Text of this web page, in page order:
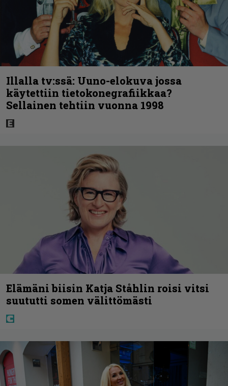
Illalla tv:ssä: Uuno-elokuva jossa
käytettiin tietokonegrafiikkaa?
Sellainen tehtiin vuonna 1998
Elämäni biisin Katja Ståhlin roisi vitsi
suututti somen välittömästi